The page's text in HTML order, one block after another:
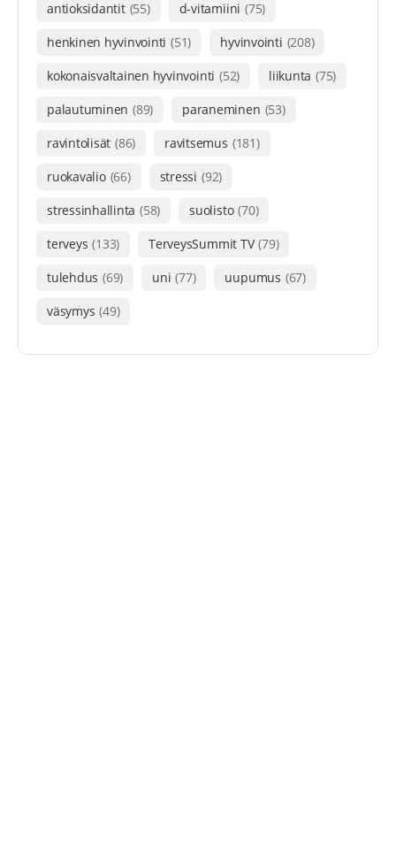
antioksidantit (55) d-vitamiini (75)
henkinen hyvinvointi (51) hyvinvointi (208)
kokonaisvaltainen hyvinvointi (52) liikunta (75)
palautuminen (89) paraneminen (53)
ravintolisät (86) ravitsemus (181)
ruokavalio (66) stressi (92)
stressinhallinta (58) suolisto (70)
terveys (133) TerveysSummit TV (79)
tulehdus (69) uni (77) uupumus (67)
väsymys (49)